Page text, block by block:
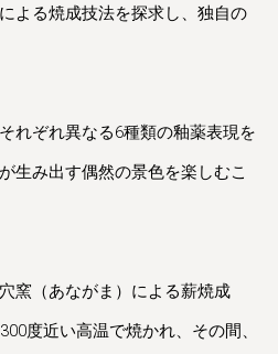
よる焼成技法を探求し、独自の
れぞれ異なる6種類の釉薬表現を
生み出す偶然の景色を楽しむこ
窯（あながま）による薪焼成
度近い高温で焼かれ、その間、